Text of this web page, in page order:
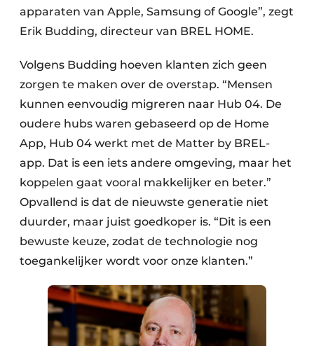
apparaten van Apple, Samsung of Google”, zegt
Erik Budding, directeur van BREL HOME.
Volgens Budding hoeven klanten zich geen
zorgen te maken over de overstap. “Mensen
kunnen eenvoudig migreren naar Hub 04. De
oudere hubs waren gebaseerd op de Home
App, Hub 04 werkt met de Matter by BREL-
app. Dat is een iets andere omgeving, maar het
koppelen gaat vooral makkelijker en beter.”
Opvallend is dat de nieuwste generatie niet
duurder, maar juist goedkoper is. “Dit is een
bewuste keuze, zodat de technologie nog
toegankelijker wordt voor onze klanten.”